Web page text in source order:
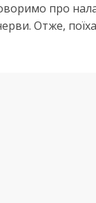
про
Отже,